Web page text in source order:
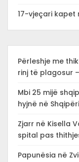
17-vjeçari kapet
Përleshje me
rinj të plagosur
Mbi 25 mijë
hyjnë në
Zjarr në Kisella
spital pas
Papunësia në